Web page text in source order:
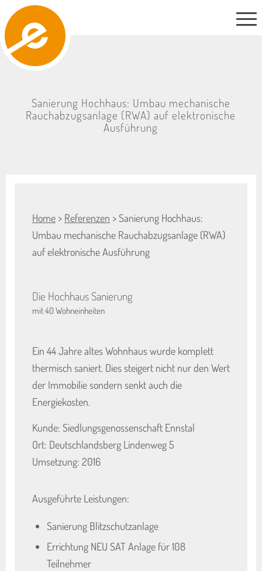
Sanierung Hochhaus: Umbau mechanische
Rauchabzugsanlage (RWA) auf elektronische
Ausführung
Home > Referenzen > Sanierung Hochhaus:
Umbau mechanische Rauchabzugsanlage (RWA)
auf elektronische Ausführung
Die Hochhaus Sanierung
mit 40 Wohneinheiten
Ein 44 Jahre altes Wohnhaus wurde komplett
thermisch saniert. Dies steigert nicht nur den Wert
der Immobilie sondern senkt auch die
Energiekosten.
Kunde: Siedlungsgenossenschaft Ennstal
Ort: Deutschlandsberg Lindenweg 5
Umsetzung: 2016
Ausgeführte Leistungen:
Sanierung Blitzschutzanlage
Errichtung NEU SAT Anlage für 108
Teilnehmer